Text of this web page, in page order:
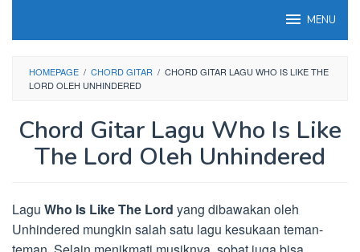
MENU
HOMEPAGE / CHORD GITAR / CHORD GITAR LAGU WHO IS LIKE THE
LORD OLEH UNHINDERED
Chord Gitar Lagu Who Is Like
The Lord Oleh Unhindered
Lagu Who Is Like The Lord yang dibawakan oleh
Unhindered mungkin salah satu lagu kesukaan teman-